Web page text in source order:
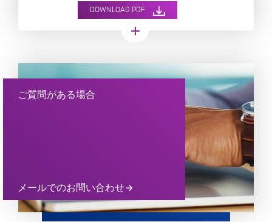
DOWNLOAD PDF
add
ご質問がある場合
メールでのお問い合わせarrow_forward